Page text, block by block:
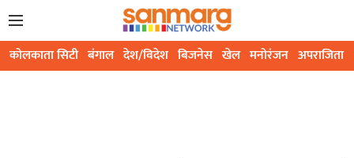
कोलकाता सिटी बंगाल देश/विदेश बिजनेस खेल मनोरंजन अपराजिता